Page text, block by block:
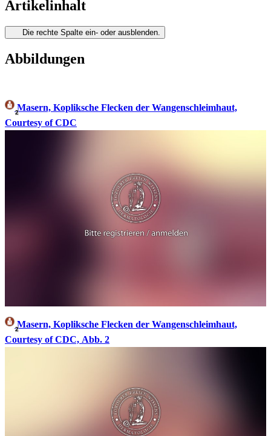
Artikelinhalt
Die rechte Spalte ein- oder ausblenden.
Abbildungen
2Masern, Kopliksche Flecken der Wangenschleimhaut,
Courtesy of CDC
2Masern, Kopliksche Flecken der Wangenschleimhaut,
Courtesy of CDC, Abb. 2